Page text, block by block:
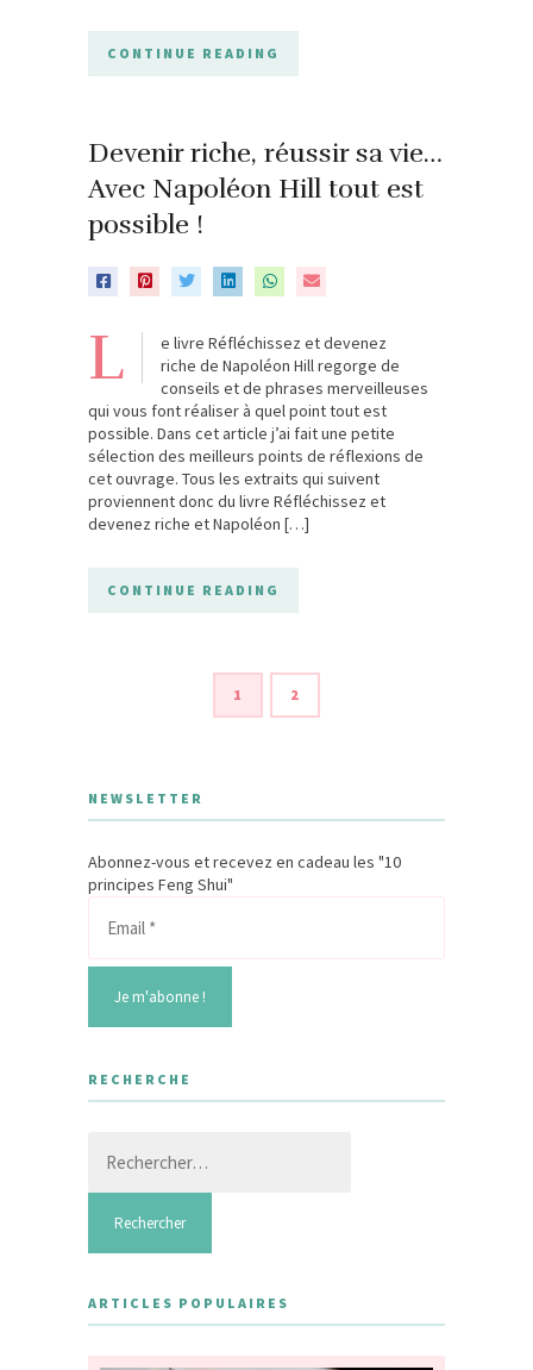
CONTINUE READING
Devenir riche, réussir sa vie…
Avec Napoléon Hill tout est
possible !
L
e livre Réfléchissez et devenez
riche de Napoléon Hill regorge de
conseils et de phrases merveilleuses
qui vous font réaliser à quel point tout est
possible. Dans cet article j’ai fait une petite
sélection des meilleurs points de réflexions de
cet ouvrage. Tous les extraits qui suivent
proviennent donc du livre Réfléchissez et
devenez riche et Napoléon […]
CONTINUE READING
1 2
NEWSLETTER
Abonnez-vous et recevez en cadeau les "10
principes Feng Shui"
RECHERCHE
ARTICLES POPULAIRES